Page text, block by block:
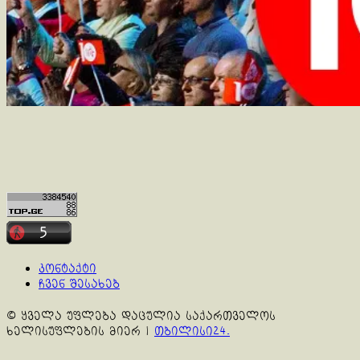
კონტაქტი
ჩვენ შესახებ
© ყველა უფლება დაცულია საქართველოს
ხელისუფლების მიერ | თბილისი24.